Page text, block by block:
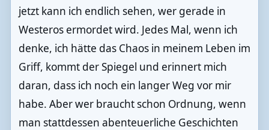
jetzt kann ich endlich sehen, wer gerade in
Westeros ermordet wird. Jedes Mal, wenn ich
denke, ich hätte das Chaos in meinem Leben im
Griff, kommt der Spiegel und erinnert mich
daran, dass ich noch ein langer Weg vor mir
habe. Aber wer braucht schon Ordnung, wenn
man stattdessen abenteuerliche Geschichten